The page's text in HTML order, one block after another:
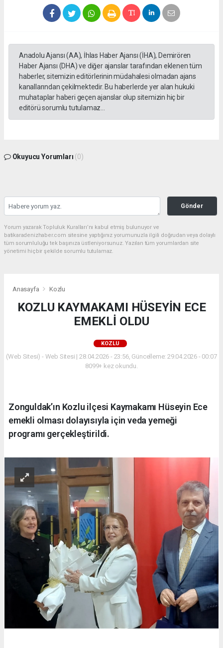
Anadolu Ajansı (AA), İhlas Haber Ajansı (İHA), Demirören
Haber Ajansı (DHA) ve diğer ajanslar tarafından eklenen tüm
haberler, sitemizin editörlerinin müdahalesi olmadan ajans
kanallarından çekilmektedir. Bu haberlerde yer alan hukuki
muhataplar haberi geçen ajanslar olup sitemizin hiç bir
editörü sorumlu tutulamaz...
Okuyucu Yorumları (0)
Gönder
Yorum yazarak Topluluk Kuralları’nı kabul etmiş bulunuyor ve
batikaradenizhaber.com sitesine yaptığınız yorumunuzla ilgili doğrudan veya dolaylı
tüm sorumluluğu tek başınıza üstleniyorsunuz. Yazılan tüm yorumlardan site
yönetimi hiçbir şekilde sorumlu tutulamaz.
Anasayfa Kozlu
KOZLU KAYMAKAMI HÜSEYİN ECE
EMEKLİ OLDU
KOZLU
(Web Sitesi) - Web Sitesi | 28.04.2026 - 23:56, Güncelleme: 29.04.2026 - 00:07
8099+ kez okundu.
Zonguldak’ın Kozlu ilçesi Kaymakamı Hüseyin Ece
emekli olması dolayısıyla için veda yemeği
programı gerçekleştirildi.